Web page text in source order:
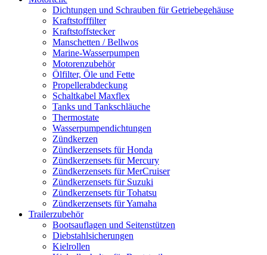
Dichtungen und Schrauben für Getriebegehäuse
Kraftstofffilter
Kraftstoffstecker
Manschetten / Bellwos
Marine-Wasserpumpen
Motorenzubehör
Ölfilter, Öle und Fette
Propellerabdeckung
Schaltkabel Maxflex
Tanks und Tankschläuche
Thermostate
Wasserpumpendichtungen
Zündkerzen
Zündkerzensets für Honda
Zündkerzensets für Mercury
Zündkerzensets für MerCruiser
Zündkerzensets für Suzuki
Zündkerzensets für Tohatsu
Zündkerzensets für Yamaha
Trailerzubehör
Bootsauflagen und Seitenstützen
Diebstahlsicherungen
Kielrollen